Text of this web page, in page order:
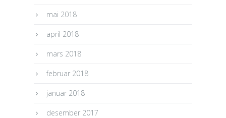
mai 2018
april 2018
mars 2018
februar 2018
januar 2018
desember 2017